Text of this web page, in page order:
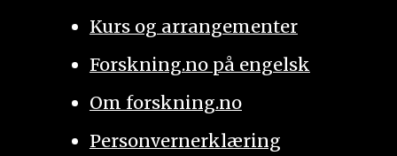
Kurs og arrangementer
Forskning.no på engelsk
Om forskning.no
Personvernerklæring